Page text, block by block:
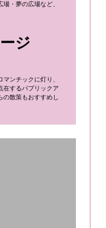
・夢の広場など、
ジ
ンチックに灯り、
在するパブリックア
の散策もおすすめし